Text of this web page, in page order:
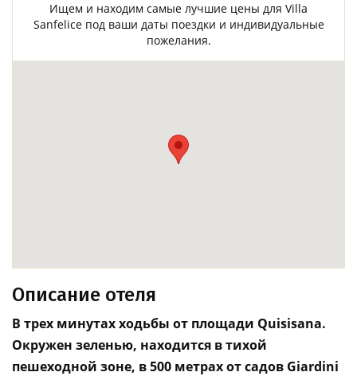
Ищем и находим самые лучшие цены для Villa
Sanfelice под ваши даты поездки и индивидуальные
пожелания.
Описание отеля
В трех минутах ходьбы от площади Quisisana.
Окружен зеленью, находится в тихой
пешеходной зоне, в 500 метрах от садов Giardini